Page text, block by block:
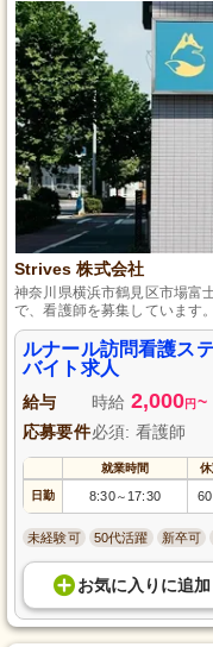
Strives 株式会社
神奈川県横浜市鶴見区市場富
で、看護師を募集しています
ベートと両立しやすいですが
す。経験豊富な先輩による
安心してスタートできます。
に愛される看護師として一緒
ルナール訪問看護ス
バイト求人
給与 時給 2,000円 ~
応募要件必須: 看護師
就業時間
日勤 8:30～ 17:30
未経験可 50代活躍 新卒可
お気に入り に追加